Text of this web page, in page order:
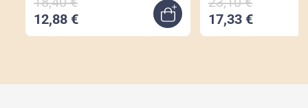
view
12,88 €
Quick view
17,33 €